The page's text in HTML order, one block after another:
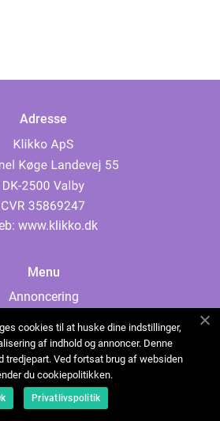
Adresse
www.klikko.dk
Menu
Annoncering
Cookies
Kontakt os
Sitemap
cookies til at huske dine indstillinger,
af indhold og annoncer. Denne
tredjepart. Ved fortsat brug af websiden
du cookiepolitikken.
Privatlivspolitik